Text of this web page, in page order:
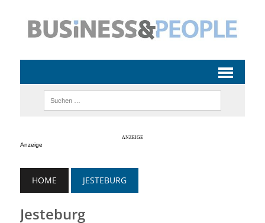
Anzeige
HOME JESTEBURG
Jesteburg